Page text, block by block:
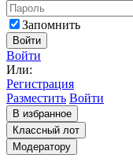
Запомнить
Войти
Войти
Или:
Регистрация
Разместить Войти
В избранное
Классный лот
Модератору